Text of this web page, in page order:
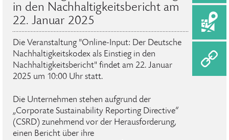
in den Nachhaltigkeits­bericht am
22. Januar 2025
Die Veranstaltung "Online-Input: Der Deutsche
Nachhaltigkeitskodex als Einstieg in den
Nachhaltigkeits­bericht" findet am 22. Januar
2025 um 10:00 Uhr statt.
Die Unternehmen stehen aufgrund der
„Corporate Sustainability Reporting Directive“
(CSRD) zunehmend vor der Herausforderung,
einen Bericht über ihre